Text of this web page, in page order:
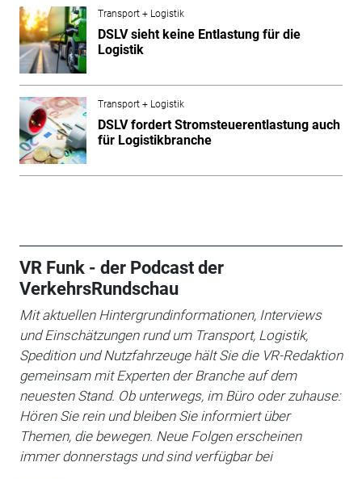
Transport + Logistik
DSLV sieht keine Entlastung für die
Logistik
Transport + Logistik
DSLV fordert Stromsteuerentlastung auch
für Logistikbranche
VR Funk - der Podcast der
VerkehrsRundschau
Mit aktuellen Hintergrundinformationen, Interviews
und Einschätzungen rund um Transport, Logistik,
Spedition und Nutzfahrzeuge hält Sie die VR-Redaktion
gemeinsam mit Experten der Branche auf dem
neuesten Stand. Ob unterwegs, im Büro oder zuhause:
Hören Sie rein und bleiben Sie informiert über
Themen, die bewegen. Neue Folgen erscheinen
immer donnerstags und sind verfügbar bei